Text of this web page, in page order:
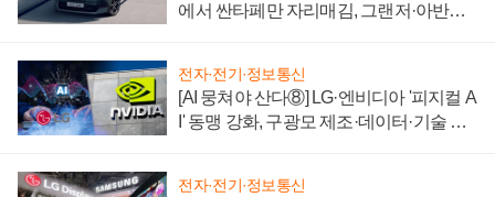
에서 싼타페만 자리매김, 그랜저·아반떼
전자·전기·정보통신
[AI 뭉쳐야 산다⑧] LG·엔비디아 '피지컬 A
I' 동맹 강화, 구광모 제조·데이터·기술 결
전자·전기·정보통신